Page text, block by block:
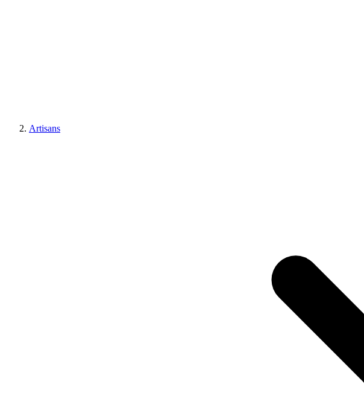
Artisans